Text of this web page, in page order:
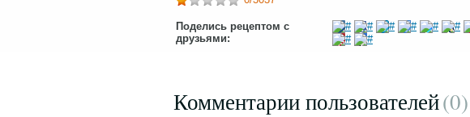
Поделись рецептом с
друзьями:
Комментарии пользователей(0)